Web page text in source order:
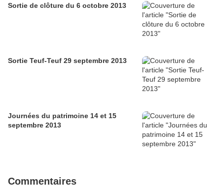
Sortie de clôture du 6 octobre 2013
Sortie Teuf-Teuf 29 septembre 2013
Journées du patrimoine 14 et 15
septembre 2013
Commentaires